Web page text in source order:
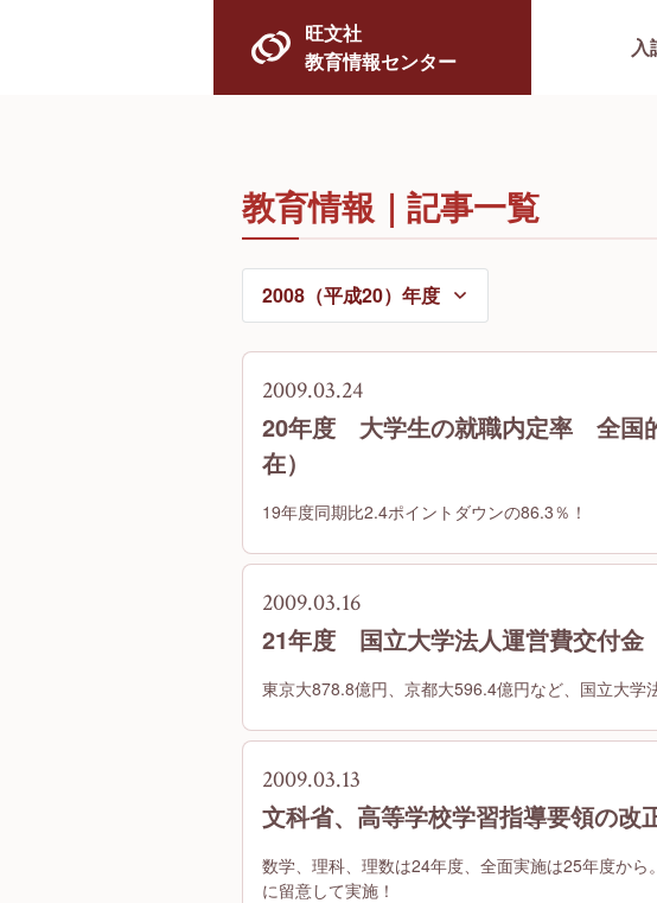
旺文社
教育情報センター
入
教育情報｜記事一覧
2009.03.24
20年度 大学生の就職内定率 全国
在）
19年度同期比2.4ポイントダウンの86.3％！
2009.03.16
21年度 国立大学法人運営費交付金
東京大878.8億円、京都大596.4億円など、国立大学
2009.03.13
文科省、高等学校学習指導要領の改
数学、理科、理数は24年度、全面実施は25年度から
に留意して実施！